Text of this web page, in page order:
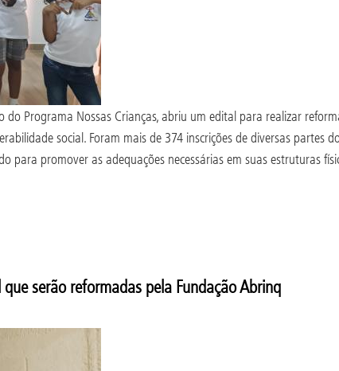
Programa Nossas Crianças, abriu um edital para realizar
social. Foram mais de 374 inscrições de diversas partes
para promover as adequações necessárias em suas estruturas
serão reformadas pela Fundação Abrinq